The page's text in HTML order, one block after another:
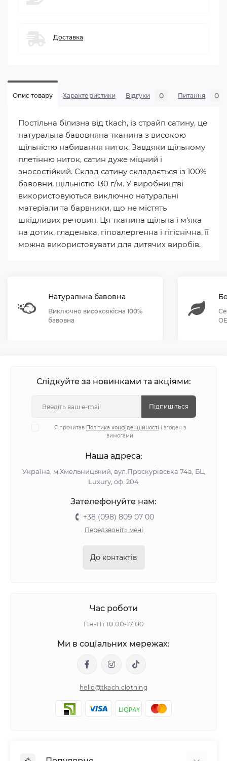
Доставка
Опис товару Характеристики Відгуки 0 Питання 0
Постільна білизна від tkach, із страйп сатину, це
натуральна бавовняна тканина з високою
щільністю набивання ниток. Завдяки щільному
плетінню ниток, сатин дуже міцний і
зносостійкий. Склад сатину складається із 100%
бавовни, щільністю 130 г/м. У виробництві
використовуються виключно натуральні
матеріали та барвники, що не містять
шкідливих речовин. Ця тканина щільна і м'яка
на дотик, гладенька, гіпоалергенна і гігієнічна, її
можна використовувати для дитячих виробів.
Натуральна бавовна
Виключно високоякісна 100%
бавовна
Слідкуйте за новинками та акціями:
Підпишіться
Я прочитав Політика конфіденційності і згоден з
вимогами
Наша адреса:
Україна, м.Хмельницький, вул.Проскурівська 74а, БЦ
Luxury, оф. 204
Зателефонуйте нам:
+38 (098) 809 07 00
Передзвоніть мені
До контактів
Час роботи
Пн-Пт 10:00-17:00
Ми в соціальних мережах:
hello@tkach.clothing